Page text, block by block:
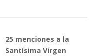
25 menciones a la
Santísima Virgen